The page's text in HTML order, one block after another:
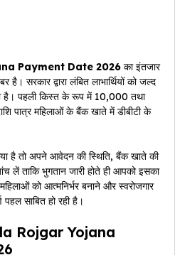
Payment Date 2026 का इंतजार
सरकार द्वारा लंबित लाभार्थियों को जल्द
है। पहली किस्त के रूप में ₹10,000 तथा
पात्र महिलाओं के बैंक खाते में डीबीटी के
है तो अपने आवेदन की स्थिति, बैंक खाते की
लें ताकि भुगतान जारी होते ही आपको इसका
को आत्मनिर्भर बनाने और स्वरोजगार
पहल साबित हो रही है।
Rojgar Yojana